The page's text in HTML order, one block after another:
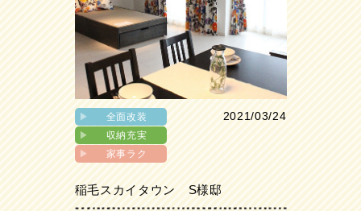
▶︎
全面改装
▶︎
収納充実
▶︎
家事ラク
2021/03/24
稲毛スカイタウン S様邸